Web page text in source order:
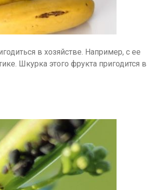
в хозяйстве. Например, с ее
Шкурка этого фрукта пригодится в